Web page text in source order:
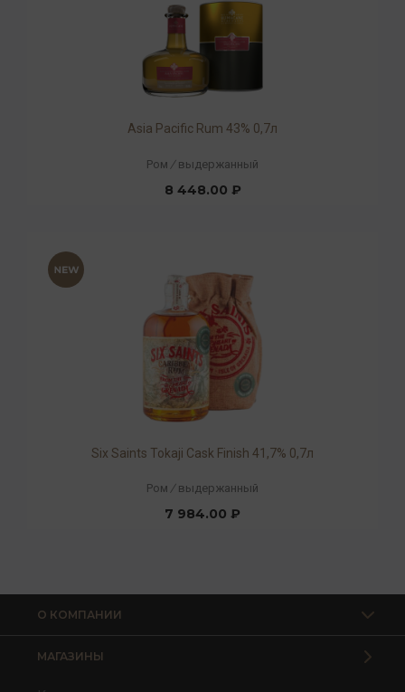
Asia Pacific Rum 43% 0,7л
Ром / выдержанный
8 448.00 ₽
Six Saints Tokaji Cask Finish 41,7% 0,7л
Ром / выдержанный
7 984.00 ₽
О КОМПАНИИ
МАГАЗИНЫ